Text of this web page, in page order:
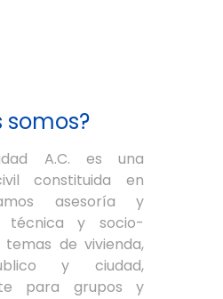
somos?
A.C. es una
constituida en
asesoría y
técnica y socio-
de vivienda,
y ciudad,
para grupos y